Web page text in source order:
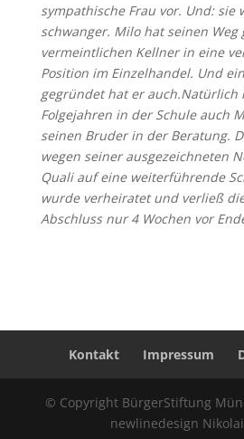
sympathische Frau vor. Und: sie
schwanger. Milo hat seinen Weg
vermeintlichen Kellner in eine
Position im Einzelhandel. Und
gegründet hat er auch.Natürlich
Folgejahren in der Schule auch
seinen Bruder in der Beratung.
wegen seiner ausgezeichneten
Quali auf eine weiterführende
wurde verheiratet und verließ
Abschluss nur 4 Wochen vor
Kontakt Impressum
© Copyright BürgerStiftung
newlinedesign